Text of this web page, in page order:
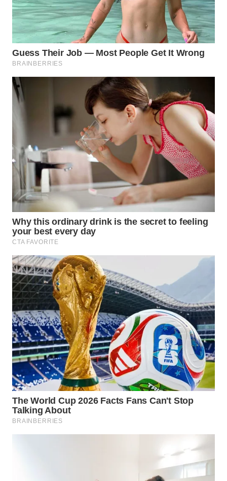
WAHANA
INFRASTRUKTUR
WAHANA
KONSUMEN
WAHANA
LISTRIK
WAHANA
WAHANANEWS
ID
WAHANANEWS
CO ID
WAHANANEWS
NET
WAHANA
SPORT
WAHANA
UMKM
WAHANA
WAHANA
PERSONA